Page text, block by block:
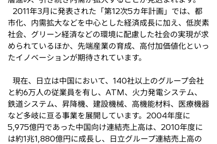
2011年3月に発表された「第12次5カ年計画」では、都
市化、内需拡大などを中心とした経済成長に加え、低炭素
社会、グリーン経済などの環境に配慮した社会の実現が求
められているほか、先端産業の育成、高付加価値化といっ
たイノベーションが期待されています。
現在、日立は中国において、140社以上のグループ会社
と約6万人の従業員を有し、ATM、火力発電システム、
鉄道システム、昇降機、建設機械、高機能材料、医療機器
など多岐に亘る事業を展開しています。2004年度に
5,975億円であった中国向け連結売上高は、2010年度に
は約1兆1,880億円に成長し、日立グループ連結売上高の